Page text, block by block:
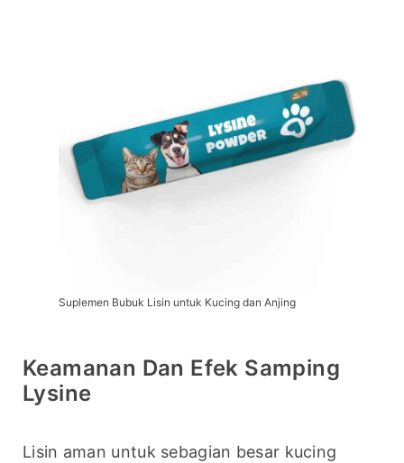
Suplemen Bubuk Lisin untuk Kucing dan Anjing
Keamanan Dan Efek Samping
Lysine
Lisin aman untuk sebagian besar kucing